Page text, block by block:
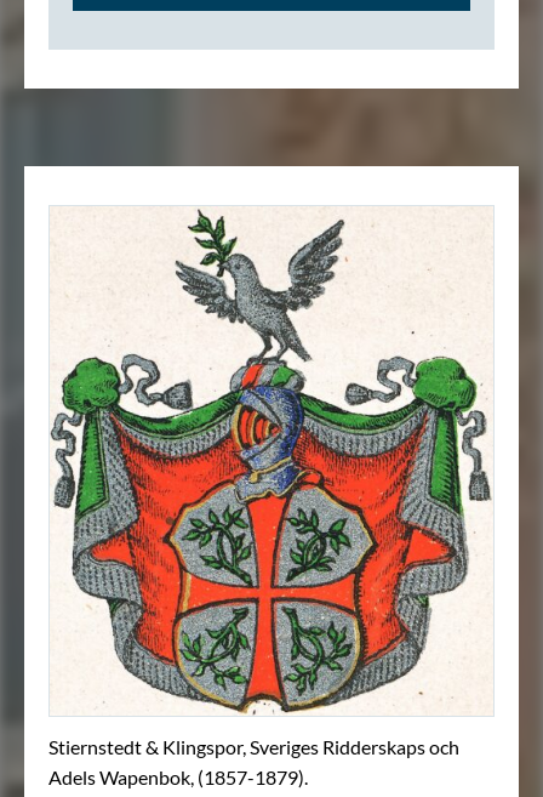
Stiernstedt & Klingspor, Sveriges Ridderskaps och
Adels Wapenbok, (1857-1879).